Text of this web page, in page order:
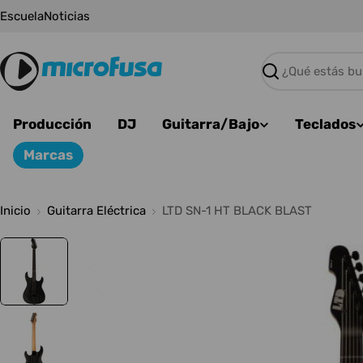
Saltar
EscuelaNoticias
Buscar
Producción DJ Guitarra/Bajo
Teclados
Marcas
Inicio Guitarra Eléctrica LTD SN-1 HT BLACK BLAST